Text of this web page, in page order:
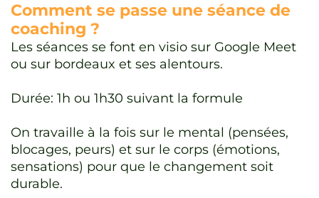
Comment se passe une séance de
coaching ?
Les séances se font en visio sur Google Meet
ou sur bordeaux et ses alentours.
Durée: 1h ou 1h30 suivant la formule
On travaille à la fois sur le mental (pensées,
blocages, peurs) et sur le corps (émotions,
sensations) pour que le changement soit
durable.